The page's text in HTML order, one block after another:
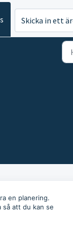
Skicka in ett
en planering.
så att du kan se